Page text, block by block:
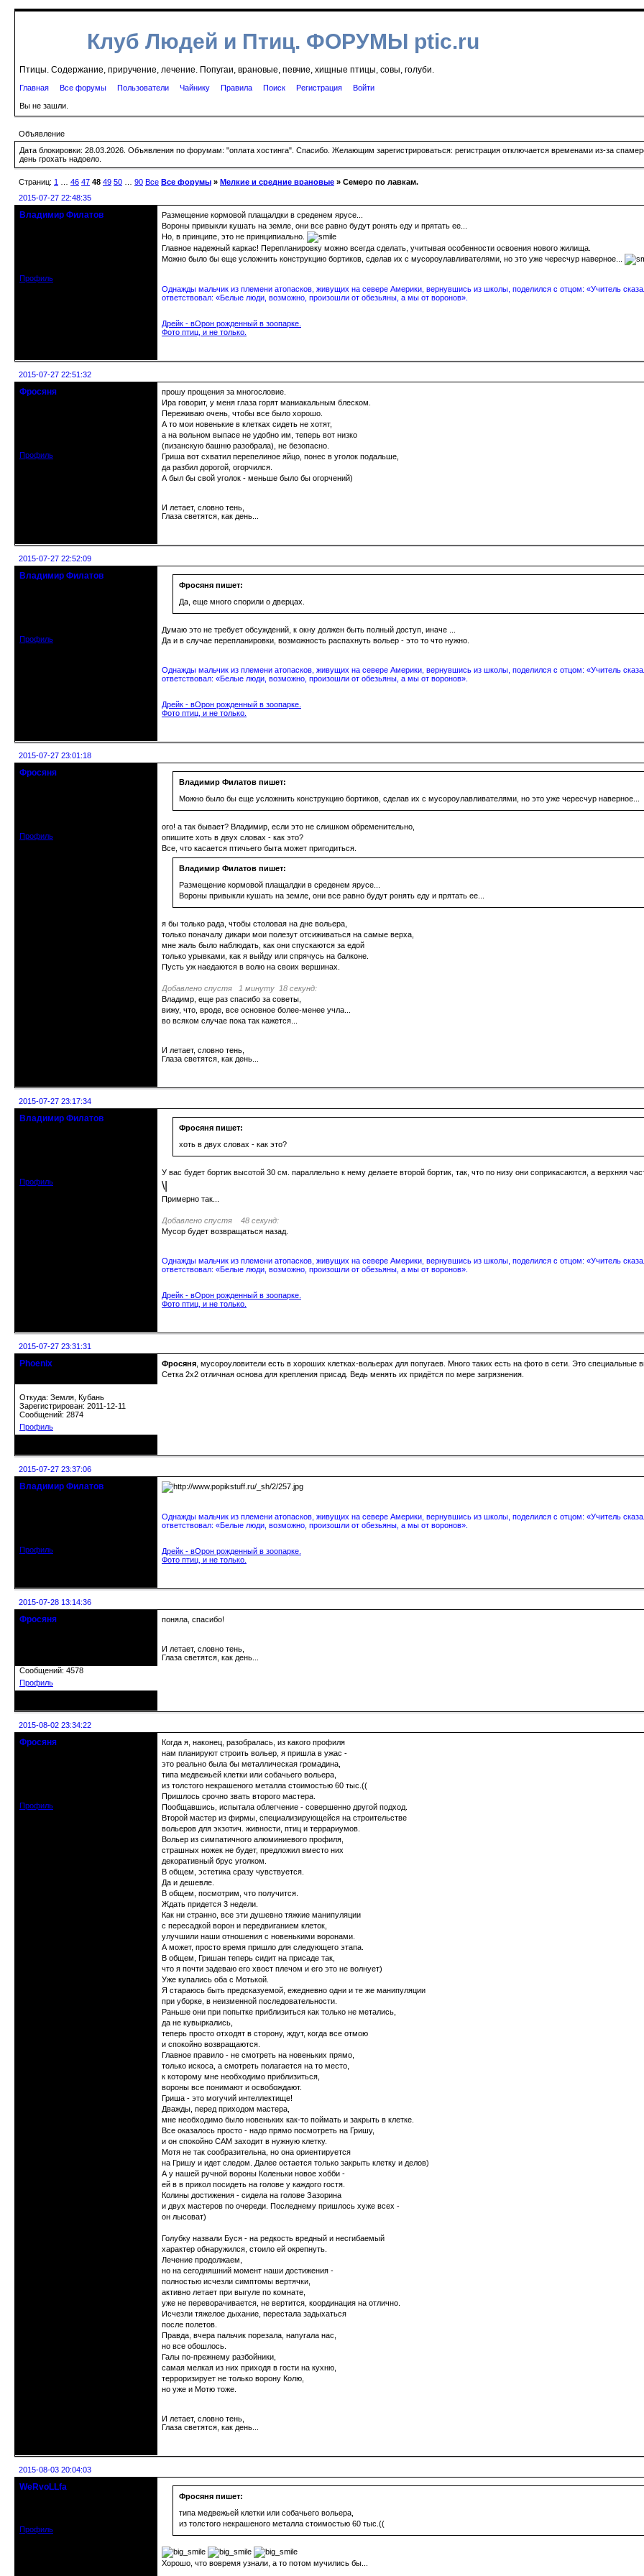
Клуб Людей и Птиц. ФОРУМЫ ptic.ru
Птицы. Содержание, приручение, лечение. Попугаи, врановые, певчие, хищные птицы, совы, голуби.
Главная Все форумы Пользователи Чайнику Правила Поиск Регистрация Войти
Вы не зашли.
Объявление
Дата блокировки: 28.03.2026. Объявления по форумам: "оплата хостинга". Спасибо. Желающим зарегистрироваться: регистрация отключается временами из-за
день грохать надоело.
Страниц: 1 46 47 48 49 50 90 Все Все форумы » Мелкие и средние врановые » Семеро по лавкам.
2015-07-27 22:48:35
Владимир Филатов
Профиль
Размещение кормовой плащалдки в среденем ярусе...
Вороны привыкли кушать на земле, они все равно будут ронять еду и прятать ее...
Но, в принципе, это не принципиально.
Главное надежный каркас! Перепланировку можно всегда сделать, учитывая особенности освоения нового жилища.
Можно было бы еще усложнить конструкцию бортиков, сделав их с мусороулавливателями, но это уже чересчур наверное...
Однажды мальчик из племени атопасков, живущих на севере Америки, вернувшись из школы, поделился с отцом: «Учитель
ответствовал: «Белые люди, возможно, произошли от обезьяны, а мы от воронов».
Дрейк - вОрон рожденный в зоопарке.
Фото птиц, и не только.
2015-07-27 22:51:32
Фросяня
Профиль
прошу прощения за многословие.
Ира говорит, у меня глаза горят маниакальным блеском.
Переживаю очень, чтобы все было хорошо.
А то мои новенькие в клетках сидеть не хотят,
а на вольном выпасе не удобно им, теперь вот низко
(пизанскую башню разобрала), не безопасно.
Гриша вот схватил перепелиное яйцо, понес в уголок подальше,
да разбил дорогой, огорчился.
А был бы свой уголок - меньше было бы огорчений)
И летает, словно тень,
Глаза светятся, как день...
2015-07-27 22:52:09
Владимир Филатов
Профиль
Фросяня пишет:
Да, еще много спорили о дверцах.
Думаю это не требует обсуждений, к окну должен быть полный доступ, иначе ...
Да и в случае перепланировки, возможность распахнуть вольер - это то что нужно.
Однажды мальчик из племени атопасков, живущих на севере Америки, вернувшись из школы, поделился с отцом: «Учитель
ответствовал: «Белые люди, возможно, произошли от обезьяны, а мы от воронов».
Дрейк - вОрон рожденный в зоопарке.
Фото птиц, и не только.
2015-07-27 23:01:18
Фросяня
Профиль
Владимир Филатов пишет:
Можно было бы еще усложнить конструкцию бортиков, сделав их с мусороулавливателями, но это уже чересчур наверное...
ого! а так бывает? Владимир, если это не слишком обременительно,
опишите хоть в двух словах - как это?
Все, что касается птичьего быта может пригодиться.
Владимир Филатов пишет:
Размещение кормовой плащалдки в среденем ярусе...
Вороны привыкли кушать на земле, они все равно будут ронять еду и прятать ее...
я бы только рада, чтобы столовая на дне вольера,
только поначалу дикари мои полезут отсиживаться на самые верха,
мне жаль было наблюдать, как они спускаются за едой
только урывками, как я выйду или спрячусь на балконе.
Пусть уж наедаются в волю на своих вершинах.
Добавлено спустя 1 минуту 18 секунд:
Владимр, еще раз спасибо за советы,
вижу, что, вроде, все основное более-менее учла...
во всяком случае пока так кажется...
И летает, словно тень,
Глаза светятся, как день...
2015-07-27 23:17:34
Владимир Филатов
Профиль
Фросяня пишет:
хоть в двух словах - как это?
У вас будет бортик высотой 30 см. параллельно к нему делаете второй бортик, так, что по низу они соприкасаются, а верхняя
\|
Примерно так...
Добавлено спустя 48 секунд:
Мусор будет возвращаться назад.
Однажды мальчик из племени атопасков, живущих на севере Америки, вернувшись из школы, поделился с отцом: «Учитель
ответствовал: «Белые люди, возможно, произошли от обезьяны, а мы от воронов».
Дрейк - вОрон рожденный в зоопарке.
Фото птиц, и не только.
2015-07-27 23:31:31
Phoenix
Откуда: Земля, Кубань
Зарегистрирован: 2011-12-11
Сообщений: 2874
Профиль
Фросяня , мусороуловители есть в хороших клетках-вольерах для попугаев. Много таких есть на фото в сети. Это специальные
Сетка 2х2 отличная основа для крепления присад. Ведь менять их придётся по мере загрязнения.
2015-07-27 23:37:06
Владимир Филатов
Профиль
Однажды мальчик из племени атопасков, живущих на севере Америки, вернувшись из школы, поделился с отцом: «Учитель
ответствовал: «Белые люди, возможно, произошли от обезьяны, а мы от воронов».
Дрейк - вОрон рожденный в зоопарке.
Фото птиц, и не только.
2015-07-28 13:14:36
Фросяня
Сообщений: 4578
Профиль
поняла, спасибо!
И летает, словно тень,
Глаза светятся, как день...
2015-08-02 23:34:22
Фросяня
Профиль
Когда я, наконец, разобралась, из какого профиля
нам планируют строить вольер, я пришла в ужас -
это реально была бы металлическая громадина,
типа медвежьей клетки или собачьего вольера,
из толстого некрашеного металла стоимостью 60 тыс.((
Пришлось срочно звать второго мастера.
Пообщавшись, испытала облегчение - совершенно другой подход.
Второй мастер из фирмы, специализирующейся на строительстве
вольеров для экзотич. живности, птиц и террариумов.
Вольер из симпатичного алюминиевого профиля,
страшных ножек не будет, предложил вместо них
декоративный брус уголком.
В общем, эстетика сразу чувствуется.
Да и дешевле.
В общем, посмотрим, что получится.
Ждать придется 3 недели.
Как ни странно, все эти душевно тяжкие манипуляции
с пересадкой ворон и передвиганием клеток,
улучшили наши отношения с новенькими воронами.
А может, просто время пришло для следующего этапа.
В общем, Гришан теперь сидит на присаде так,
что я почти задеваю его хвост плечом и его это не волнует)
Уже купались оба с Мотькой.
Я стараюсь быть предсказуемой, ежедневно одни и те же манипуляции
при уборке, в неизменной последовательности.
Раньше они при попытке приблизиться как только не метались,
да не кувыркались,
теперь просто отходят в сторону, ждут, когда все отмою
и спокойно возвращаются.
Главное правило - не смотреть на новеньких прямо,
только искоса, а смотреть полагается на то место,
к которому мне необходимо приблизиться,
вороны все понимают и освобождают.
Гриша - это могучий интеллектище!
Дважды, перед приходом мастера,
мне необходимо было новеньких как-то поймать и закрыть в клетке.
Все оказалось просто - надо прямо посмотреть на Гришу,
и он спокойно САМ заходит в нужную клетку.
Мотя не так сообразительна, но она ориентируется
на Гришу и идет следом. Далее остается только закрыть клетку и делов)
А у нашей ручной вороны Коленьки новое хобби -
ей в в прикол посидеть на голове у каждого гостя.
Колины достижения - сидела на голове Зазорина
и двух мастеров по очереди. Последнему пришлось хуже всех -
он лысоват)
Голубку назвали Буся - на редкость вредный и несгибаемый
характер обнаружился, стоило ей окрепнуть.
Лечение продолжаем,
но на сегодняшний момент наши достижения -
полностью исчезли симптомы вертячки,
активно летает при выгуле по комнате,
уже не переворачивается, не вертится, координация на отлично.
Исчезли тяжелое дыхание, перестала задыхаться
после полетов.
Правда, вчера пальчик порезала, напугала нас,
но все обошлось.
Галы по-прежнему разбойники,
самая мелкая из них приходя в гости на кухню,
терроризирует не только ворону Колю,
но уже и Мотю тоже.
И летает, словно тень,
Глаза светятся, как день...
2015-08-03 20:04:03
WeRvoLLfa
Профиль
Фросяня пишет:
типа медвежьей клетки или собачьего вольера,
из толстого некрашеного металла стоимостью 60 тыс.((
Хорошо, что вовремя узнали, а то потом мучились бы...